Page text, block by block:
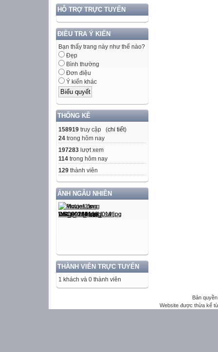
HỖ TRỢ TRỰC TUYẾN
ĐIỀU TRA Ý KIẾN
Bạn thấy trang này như thế nào?
Đẹp
Bình thường
Đơn điệu
Ý kiến khác
THỐNG KÊ
158919 truy cập (chi tiết)
24 trong hôm nay
197283 lượt xem
114 trong hôm nay
129 thành viên
ẢNH NGẪU NHIÊN
THÀNH VIÊN TRỰC TUYẾN
1 khách và 0 thành viên
Bản
Website được thừa kế